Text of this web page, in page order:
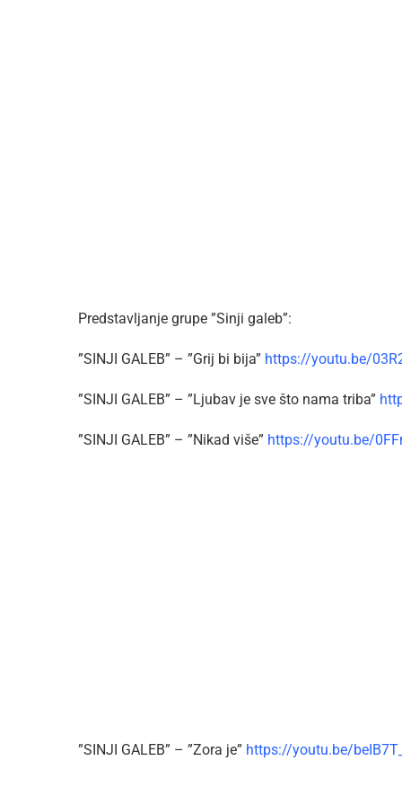
Predstavljanje grupe ”Sinji galeb”:
”SINJI GALEB” – ”Grij bi bija” https://youtu.be/
”SINJI GALEB” – ”Ljubav je sve što nama triba”
”SINJI GALEB” – ”Nikad više” https://youtu.be/
”SINJI GALEB” – ”Zora je” https://youtu.be/